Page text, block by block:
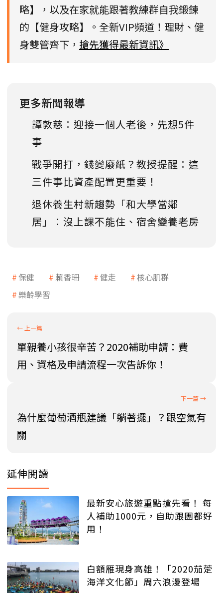
略】，以及在家就能跟著教練群自我鍛鍊
的【健身攻略】。全新VIP頻道！理財、健
身雙管齊下， 搶先獲得最新資訊》
更多新聞報導
譚敦慈：迎接一個人老後，先想5件
事
戰爭開打，錢變廢紙？教授提醒：這
三件事比資產配置更重要！
退休養生村新趨勢「和大學當鄰
居」：沒上課不能住、宿舍變養老房
保健 賴香珊 健走
核心肌群
樂齡學習
單親養小孩很辛苦？2020補助申請：費
用、資格及申請流程一次告訴你！
為什麼葡萄酒瓶建議「躺著擺」？跟空氣有
關
延伸閱讀
最新安心旅遊重點搶先看！ 每
人補助1000元，自助跟團都好
用！
白額雁現身高雄！「2020茄萣
海洋文化節」周六浪漫登場